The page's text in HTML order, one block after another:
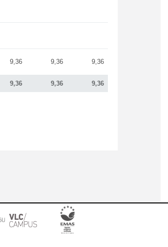
9,36 9,36 9,36
9,36 9,36 9,36